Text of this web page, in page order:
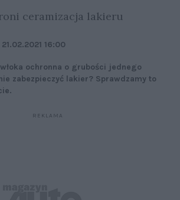
ceramizacja lakieru
21.02.2021 16:00
ochronna o grubości jednego
zabezpieczyć lakier? Sprawdzamy to